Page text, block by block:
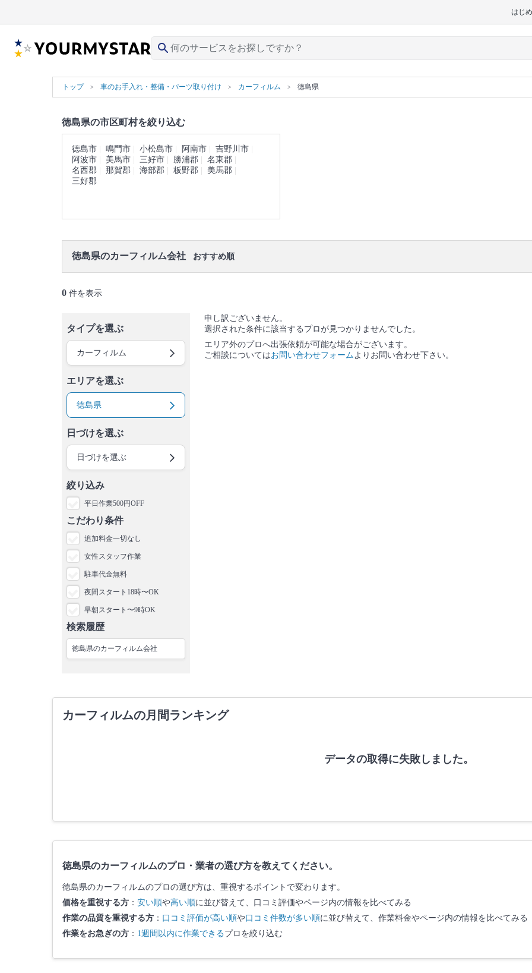
はじ
search
トップ 車のお手入れ・整備・パーツ取り付け カーフィルム 徳島県
徳島県の市区町村を絞り込む
徳島市 鳴門市 小松島市 阿南市
吉野川市
阿波市
美馬市 三好市 勝浦郡
名東郡
名西郡
那賀郡 海部郡 板野郡
美馬郡
三好郡
徳島県のカーフィルム会社 おすすめ順
0 件を表示
タイプを選ぶ
カーフィルム
エリアを選ぶ
徳島県
日づけを選ぶ
日づけを選ぶ
絞り込み
平日作業500円OFF
こだわり条件
追加料金一切なし
女性スタッフ作業
駐車代金無料
夜間スタート18時〜OK
早朝スタート〜9時OK
検索履歴
徳島県のカーフィルム会社
申し訳ございません。
選択された条件に該当するプロが見つかりませんでした。
エリア外のプロへ出張依頼が可能な場合がございます。
ご相談についてはお問い合わせフォームよりお問い合わせ下さい。
カーフィルムの月間ランキング
データの取得に失敗しました。
徳島県のカーフィルムのプロ・業者の選び方を教えてください。
徳島県のカーフィルムのプロの選び方は、重視するポイントで変わります。
価格を重視する方 ： 安い順や高い順に並び替えて、口コミ評価やページ内の情報を比べてみる
作業の品質を重視する方 ： 口コミ評価が高い順や口コミ件数が多い順に並び替えて、作業料金やページ内の情報を比べてみる
作業をお急ぎの方 ： 1週間以内に作業できるプロを絞り込む